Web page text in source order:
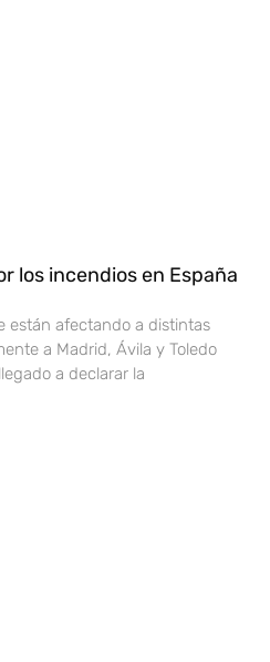
los incendios en España
están afectando a distintas
a Madrid, Ávila y Toledo
a declarar la